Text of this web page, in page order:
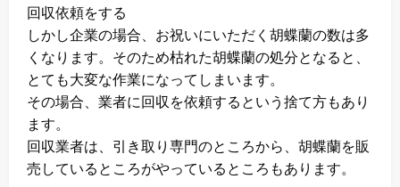
回収依頼をする
しかし企業の場合、お祝いにいただく胡蝶蘭の数は多
くなります。そのため枯れた胡蝶蘭の処分となると、
とても大変な作業になってしまいます。
その場合、業者に回収を依頼するという捨て方もあり
ます。
回収業者は、引き取り専門のところから、胡蝶蘭を販
売しているところがやっているところもあります。